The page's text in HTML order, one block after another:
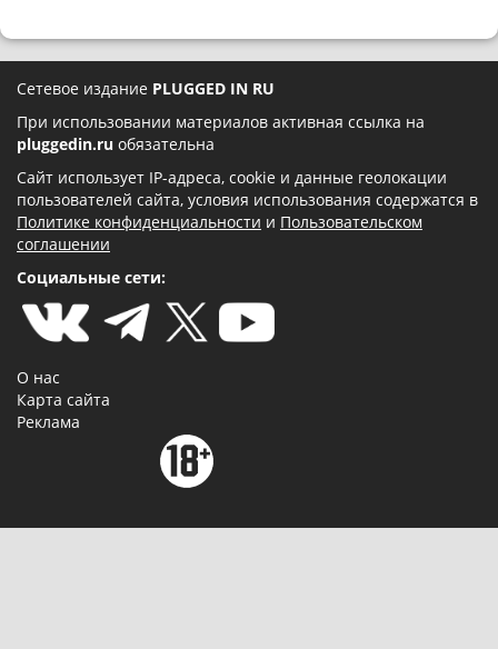
Сетевое издание PLUGGED IN RU
При использовании материалов активная ссылка на
pluggedin.ru обязательна
Сайт использует IP-адреса, cookie и данные геолокации
пользователей сайта, условия использования содержатся в
Политике конфиденциальности и Пользовательском
соглашении
Социальные сети:
О нас
Карта сайта
Реклама